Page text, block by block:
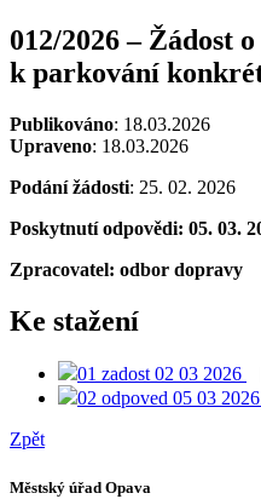
012/2026 – Žádost
k parkování
Publikováno: 18.03.2026
Upraveno: 18.03.2026
Podání žádosti: 25. 02. 2026
Poskytnutí odpovědi: 05. 03.
Zpracovatel: odbor dopravy
Ke stažení
01 zadost 02 03 2026
02 odpoved 05 03 2026
Zpět
Městský úřad Opava